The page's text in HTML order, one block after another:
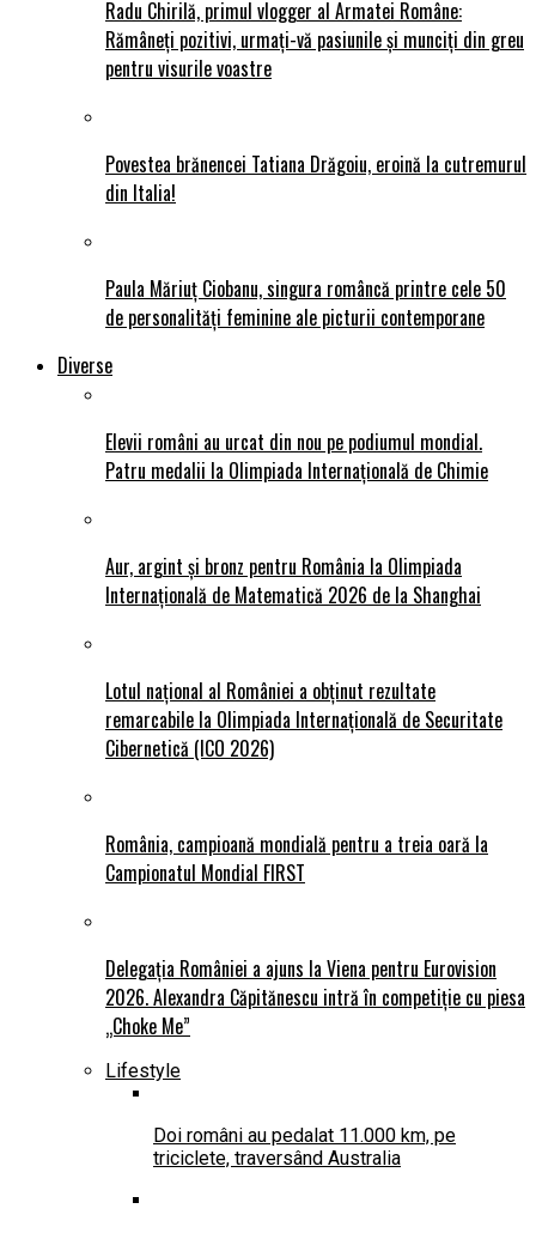
Radu Chirilă, primul vlogger al Armatei Române:
Rămâneți pozitivi, urmați-vă pasiunile și munciți din greu
pentru visurile voastre
Povestea brănencei Tatiana Drăgoiu, eroină la cutremurul
din Italia!
Paula Măriuț Ciobanu, singura româncă printre cele 50
de personalități feminine ale picturii contemporane
Diverse
Elevii români au urcat din nou pe podiumul mondial.
Patru medalii la Olimpiada Internațională de Chimie
Aur, argint și bronz pentru România la Olimpiada
Internațională de Matematică 2026 de la Shanghai
Lotul național al României a obținut rezultate
remarcabile la Olimpiada Internațională de Securitate
Cibernetică (ICO 2026)
România, campioană mondială pentru a treia oară la
Campionatul Mondial FIRST
Delegația României a ajuns la Viena pentru Eurovision
2026. Alexandra Căpitănescu intră în competiție cu piesa
„Choke Me”
Lifestyle
Doi români au pedalat 11.000 km, pe
triciclete, traversând Australia